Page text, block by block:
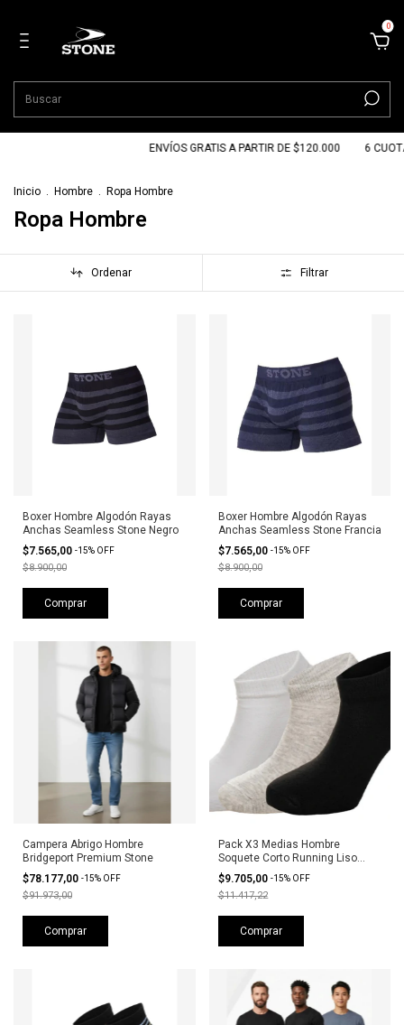
0
ENVÍOS GRATIS A PARTIR DE $120.000 6 CUOTAS SIN
Inicio . Hombre . Ropa Hombre
Ropa Hombre
Ordenar Filtrar
Boxer Hombre Algodón Rayas
Anchas Seamless Stone Negro
$7.565,00 -15% OFF
$8.900,00
Comprar
Boxer Hombre Algodón Rayas
Anchas Seamless Stone Francia
$7.565,00 -15% OFF
$8.900,00
Comprar
Campera Abrigo Hombre
Bridgeport Premium Stone
$78.177,00 -15% OFF
$91.973,00
Comprar
Pack X3 Medias Hombre
Soquete Corto Running Liso
Stone
$9.705,00 -15% OFF
$11.417,22
Comprar